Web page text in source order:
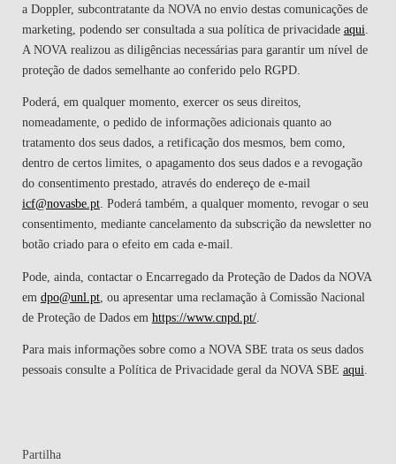
a Doppler, subcontratante da NOVA no envio destas comunicações de
marketing, podendo ser consultada a sua política de privacidade aqui
A NOVA realizou as diligências necessárias para garantir um nível de
proteção de dados semelhante ao conferido pelo RGPD.
Poderá, em qualquer momento, exercer os seus direitos,
nomeadamente, o pedido de informações adicionais quanto ao
tratamento dos seus dados, a retificação dos mesmos, bem como,
dentro de certos limites, o apagamento dos seus dados e a revogação
do consentimento prestado, através do endereço de e-mail
icf@novasbe.pt. Poderá também, a qualquer momento, revogar o seu
consentimento, mediante cancelamento da subscrição da newsletter no
botão criado para o efeito em cada e-mail.
Pode, ainda, contactar o Encarregado da Proteção de Dados da NOVA
em dpo@unl.pt, ou apresentar uma reclamação à Comissão Nacional
de Proteção de Dados em https://www.cnpd.pt/.
Para mais informações sobre como a NOVA SBE trata os seus dados
pessoais consulte a Política de Privacidade geral da NOVA SBE aqui.
Partilha